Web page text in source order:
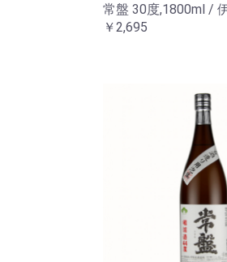
常盤 30度,1800ml /
￥2,695